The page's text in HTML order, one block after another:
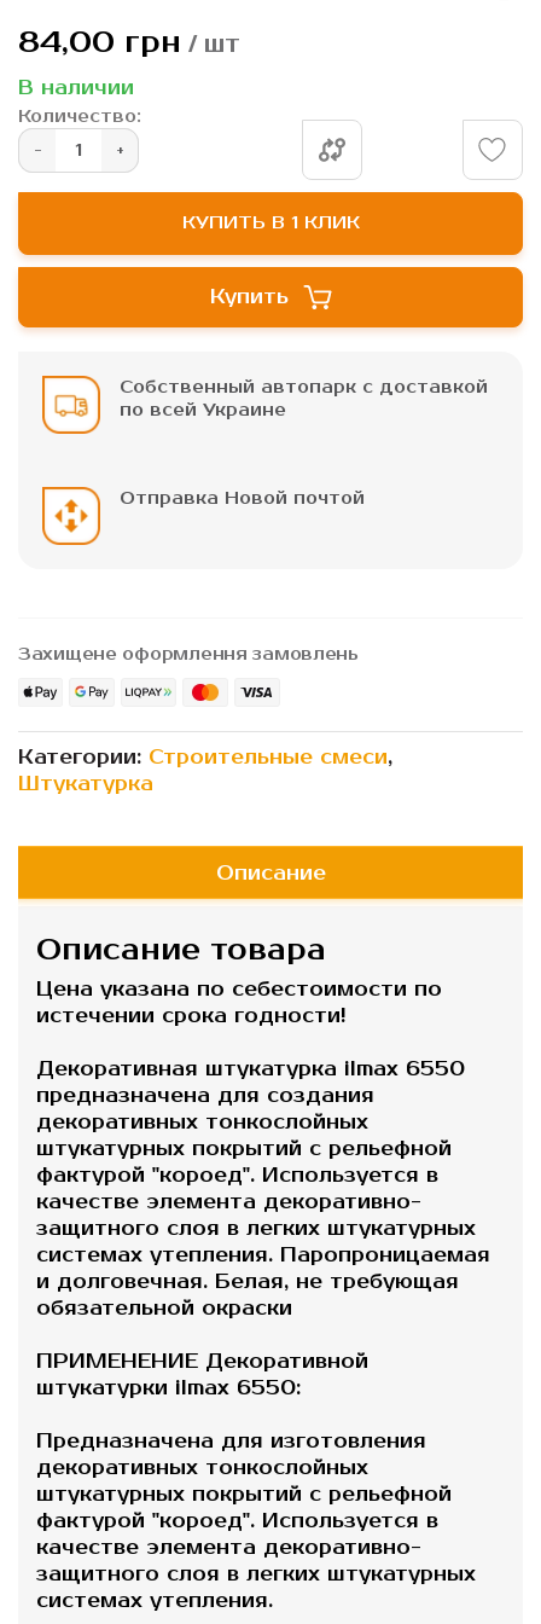
к
галереи
изображений
84,00 грн / шт
В наличии
Количество:
Купить
КУПИТЬ В 1 КЛИК
Собственный автопарк с доставкой
по всей Украине
Отправка Новой почтой
Захищене оформлення замовлень
Категории: Строительные смеси,
Штукатурка
Описание
Описание товара
Цена указана по себестоимости по
истечении срока годности!
Декоративная штукатурка ilmax 6550
предназначена для создания
декоративных тонкослойных
штукатурных покрытий с рельефной
фактурой "короед". Используется в
качестве элемента декоративно-
защитного слоя в легких штукатурных
системах утепления. Паропроницаемая
и долговечная. Белая, не требующая
обязательной окраски
ПРИМЕНЕНИЕ Декоративной
штукатурки ilmax 6550:
Предназначена для изготовления
декоративных тонкослойных
штукатурных покрытий с рельефной
фактурой "короед". Используется в
качестве элемента декоративно-
защитного слоя в легких штукатурных
системах утепления.